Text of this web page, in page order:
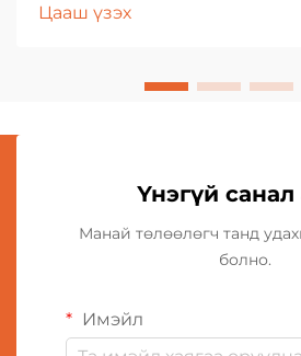
нарийн танин мэдэх процессыг
Цааш үзэх
Үнэгүй санал
Манай төлөөлөгч танд
болно.
Имэйл